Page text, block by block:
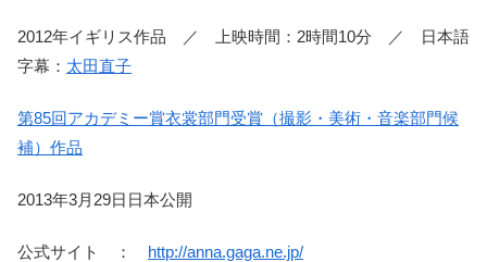
2012年イギリス作品 ／ 上映時間：2時間10分 ／ 日本語
字幕： 太田直子
第85回アカデミー賞衣裳部門受賞（撮影・美術・音楽部門候
補）作品
2013年3月29日日本公開
公式サイト ： http://anna.gaga.ne.jp/